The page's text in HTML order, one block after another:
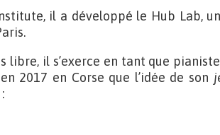
il a développé le Hub Lab,
libre, il s’exerce en tant que
en 2017 en Corse que l’idée de son